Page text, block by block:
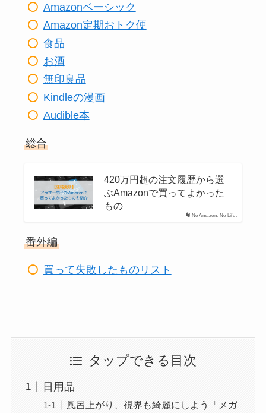
Amazonベーシック
Amazon定期おトク便
食品
お酒
無印良品
Kindleの漫画
Audible本
総合
No Amazon, No Life.
420万円超の注文履歴から選
ぶAmazonで買ってよかった
もの
番外編
買って失敗したものリスト
タップできる目次
日用品
風呂上がり、視界も綺麗にしよう「メガ